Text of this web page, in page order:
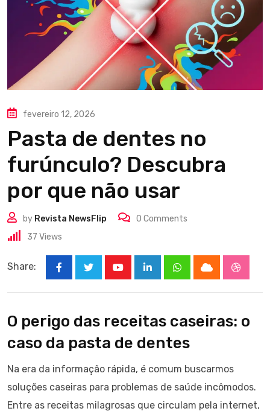
fevereiro 12, 2026
Pasta de dentes no
furúnculo? Descubra
por que não usar
by Revista NewsFlip 0 Comments
37 Views
Share:
LinkedInWhatsappCloud
O perigo das receitas caseiras: o
caso da pasta de dentes
Na era da informação rápida, é comum buscarmos
soluções caseiras para problemas de saúde incômodos.
Entre as receitas milagrosas que circulam pela internet,